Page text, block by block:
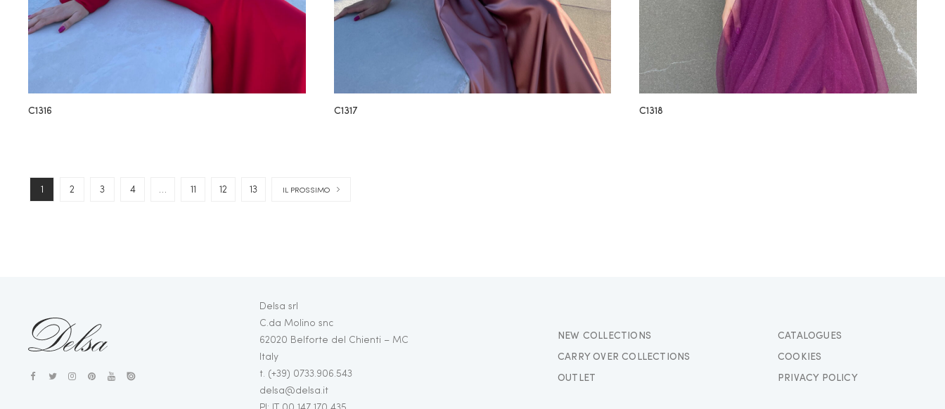
C1316 C1317 C1318
1 2 3 4 … 11 12 13 IL PROSSIMO
Delsa srl
C.da Molino snc
62020 Belforte del Chienti – MC
Italy
t. (+39) 0733.906.543
delsa@delsa.it
NEW COLLECTIONS
CARRY OVER COLLECTIONS
OUTLET
CATALOGUES
COOKIES
PRIVACY POLICY